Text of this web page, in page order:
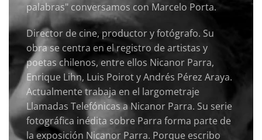
palabras" conversamos con Marcelo Porta.
Director de cine, productor y fotógrafo. Su
obra se centra en el registro de artistas y
poetas chilenos, entre ellos Nicanor Parra,
Enrique Lihn, Luis Poirot y Andrés Pérez Araya.
Actualmente trabaja en el largometraje
Llamadas Telefónicas a Nicanor Parra. Su serie
fotográfica inédita sobre Parra forma parte de
la exposición Nicanor Parra. Porque escribo